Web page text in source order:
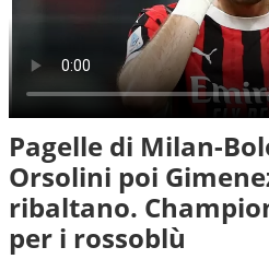
Pagelle di Milan-
Orsolini poi
ribaltano.
per i rossoblù